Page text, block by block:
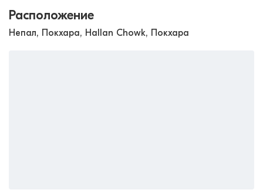
Расположение
Непал, Покхара, Hallan Chowk, Покхара